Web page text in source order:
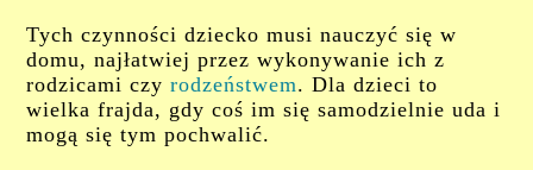
Tych czynności dziecko musi nauczyć się w
domu, najłatwiej przez wykonywanie ich z
rodzicami czy rodzeństwem. Dla dzieci to
wielka frajda, gdy coś im się samodzielnie uda i
mogą się tym pochwalić.